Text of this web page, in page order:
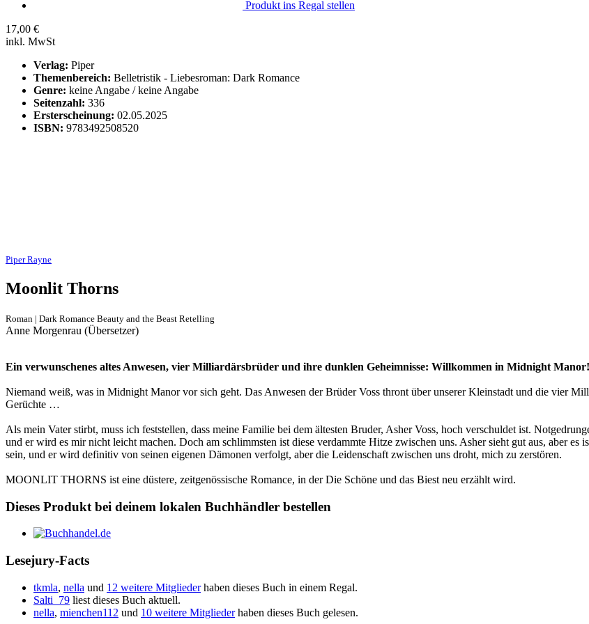
Produkt ins Regal stellen
17,00 €
inkl. MwSt
Verlag: Piper
Themenbereich: Belletristik - Liebesroman: Dark Romance
Genre: keine Angabe / keine Angabe
Seitenzahl: 336
Ersterscheinung: 02.05.2025
ISBN: 9783492508520
Piper Rayne
Moonlit Thorns
Roman | Dark Romance Beauty and the Beast Retelling
Anne Morgenrau (Übersetzer)
Ein verwunschenes altes Anwesen, vier Milliardärsbrüder und ihre dunklen Geheimnisse: Willkommen in Midnight Manor!
Niemand weiß, was in Midnight Manor vor sich geht. Das Anwesen der Brüder Voss thront über unserer Kleinstadt und die vier
Gerüchte …
Als mein Vater stirbt, muss ich feststellen, dass meine Familie bei dem ältesten Bruder, Asher Voss, hoch verschuldet ist.
und er wird es mir nicht leicht machen. Doch am schlimmsten ist diese verdammte Hitze zwischen uns. Asher sieht gut aus, aber
sein, und er wird definitiv von seinen eigenen Dämonen verfolgt, aber die Leidenschaft zwischen uns droht, mich zu zerstören.
MOONLIT THORNS ist eine düstere, zeitgenössische Romance, in der Die Schöne und das Biest neu erzählt wird.
Dieses Produkt bei deinem lokalen Buchhändler bestellen
Lesejury-Facts
tkmla, nella und 12 weitere Mitgliederhaben dieses Buch in einem Regal.
Salti_79 liest dieses Buch aktuell.
nella, mienchen112 und 10 weitere Mitgliederhaben dieses Buch gelesen.